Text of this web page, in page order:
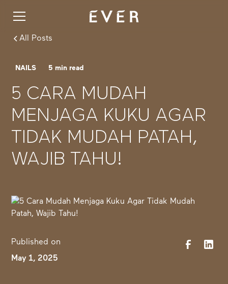
All Posts
NAILS 5 min read
5 CARA MUDAH
MENJAGA KUKU AGAR
TIDAK MUDAH PATAH,
WAJIB TAHU!
Published on
May 1, 2025